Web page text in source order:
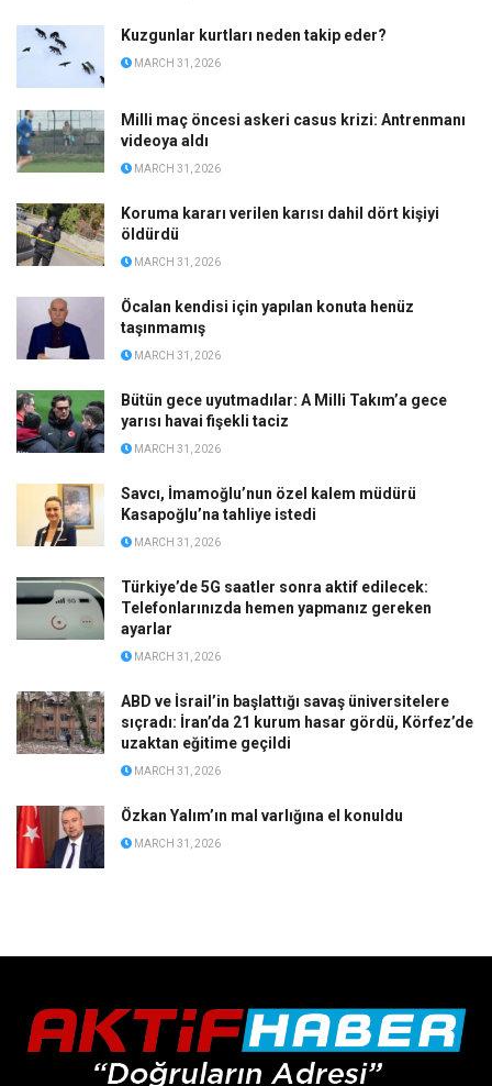
Kuzgunlar kurtları neden takip eder?
MARCH 31, 2026
Milli maç öncesi askeri casus krizi: Antrenmanı
videoya aldı
MARCH 31, 2026
Koruma kararı verilen karısı dahil dört kişiyi
öldürdü
MARCH 31, 2026
Öcalan kendisi için yapılan konuta henüz
taşınmamış
MARCH 31, 2026
Bütün gece uyutmadılar: A Milli Takım’a gece
yarısı havai fişekli taciz
MARCH 31, 2026
Savcı, İmamoğlu’nun özel kalem müdürü
Kasapoğlu’na tahliye istedi
MARCH 31, 2026
Türkiye’de 5G saatler sonra aktif edilecek:
Telefonlarınızda hemen yapmanız gereken
ayarlar
MARCH 31, 2026
ABD ve İsrail’in başlattığı savaş üniversitelere
sıçradı: İran’da 21 kurum hasar gördü, Körfez’de
uzaktan eğitime geçildi
MARCH 31, 2026
Özkan Yalım’ın mal varlığına el konuldu
MARCH 31, 2026